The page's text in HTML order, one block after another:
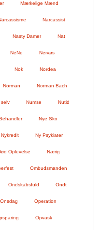
Mærkelige Mænd
Narcassist
Nasty Damer Nat
NeNe Nervøs
Nok Nordea
Norman Norman Bach
selv Numse Nutid
Nye Sko
Nykredit Ny Psykiater
Oplevelse Nærig
Ombudsmanden
Ondskabsfuld Ondt
Onsdag Operation
Opvask